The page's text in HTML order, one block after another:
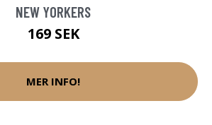
NEW YORKERS
169 SEK
MER INFO!